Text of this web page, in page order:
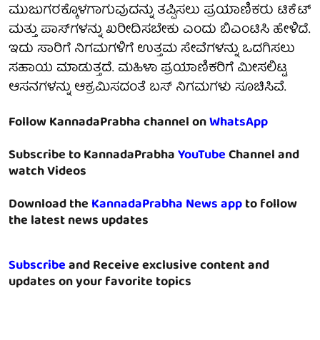
ಮುಜುಗರಕ್ಕೊಳಗಾಗುವುದನ್ನು ತಪ್ಪಿಸಲು ಪ್ರಯಾಣಿಕರು ಟಿಕೆಟ್
ಮತ್ತು ಪಾಸ್‌ಗಳನ್ನು ಖರೀದಿಸಬೇಕು ಎಂದು ಬಿಎಂಟಿಸಿ ಹೇಳಿದೆ.
ಇದು ಸಾರಿಗೆ ನಿಗಮಗಳಿಗೆ ಉತ್ತಮ ಸೇವೆಗಳನ್ನು ಒದಗಿಸಲು
ಸಹಾಯ ಮಾಡುತ್ತದೆ. ಮಹಿಳಾ ಪ್ರಯಾಣಿಕರಿಗೆ ಮೀಸಲಿಟ್ಟ
ಆಸನಗಳನ್ನು ಆಕ್ರಮಿಸದಂತೆ ಬಸ್ ನಿಗಮಗಳು ಸೂಚಿಸಿವೆ.
Follow KannadaPrabha channel onWhatsApp
Subscribe to KannadaPrabhaYouTubeChannel and
watch Videos
Download theKannadaPrabha News appto follow
the latest news updates
Subscribeand Receive exclusive content and
updates on your favorite topics